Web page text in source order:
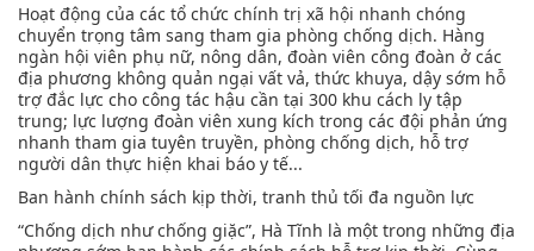
Hoạt động của các tổ chức chính trị xã hội nhanh chóng
chuyển trọng tâm sang tham gia phòng chống dịch. Hàng
ngàn hội viên phụ nữ, nông dân, đoàn viên công đoàn ở các
địa phương không quản ngại vất vả, thức khuya, dậy sớm hỗ
trợ đắc lực cho công tác hậu cần tại 300 khu cách ly tập
trung; lực lượng đoàn viên xung kích trong các đội phản ứng
nhanh tham gia tuyên truyền, phòng chống dịch, hỗ trợ
người dân thực hiện khai báo y tế...
Ban hành chính sách kịp thời, tranh thủ tối đa nguồn lực
“Chống dịch như chống giặc”, Hà Tĩnh là một trong những địa